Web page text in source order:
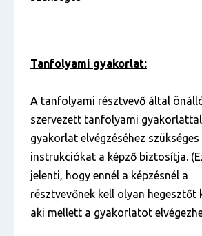
Tanfolyami gyakorlat:
A tanfolyami résztvevő által
szervezett tanfolyami
gyakorlat elvégzéséhez szükséges
instrukciókat a képző biztosítja.
jelenti, hogy ennél a képzésnél a
résztvevőnek kell olyan hegesztőt
aki mellett a gyakorlatot